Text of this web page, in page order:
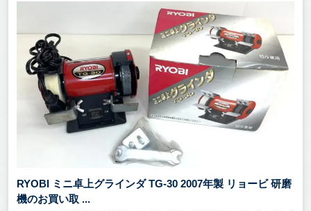
RYOBI ミニ卓上グラインダ TG-30 2007年製 リョービ 研磨
機のお買い取 ...